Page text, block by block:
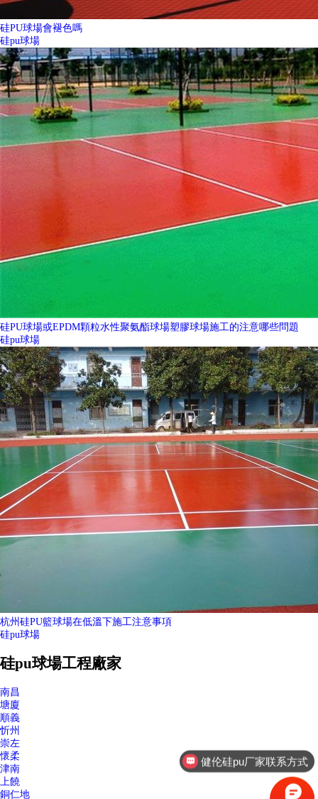
健伦篮球架厂家联系方式
硅PU球場會褪色嗎
硅pu球場
硅PU球場或EPDM顆粒水性聚氨酯球場塑膠球場施工的注意哪些問題
硅pu球場
杭州硅PU籃球場在低溫下施工注意事項
硅pu球場
硅pu球場工程廠家
南昌
塘廈
順義
忻州
崇左
懷柔
津南
上饒
銅仁地